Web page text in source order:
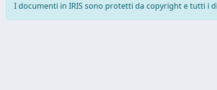
I documenti in IRIS sono protetti da copyright e tutti i